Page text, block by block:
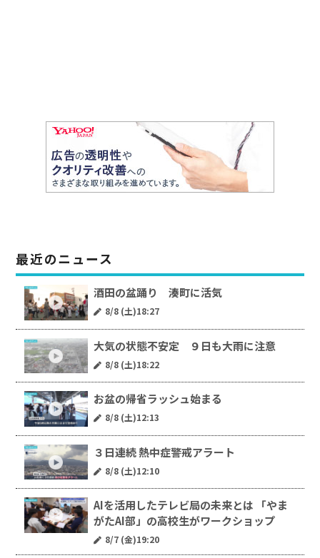
最近のニュース
酒田の盆踊り 湊町に活気
8/8 (土)18:27
大気の状態不安定 ９日も大雨に注意
8/8 (土)18:22
お盆の帰省ラッシュ始まる
8/8 (土)12:13
３日連続 熱中症警戒アラート
8/8 (土)12:10
AIを活用したテレビ局の未来とは 「やま
がたAI部」の高校生がワークショップ
8/7 (金)19:20